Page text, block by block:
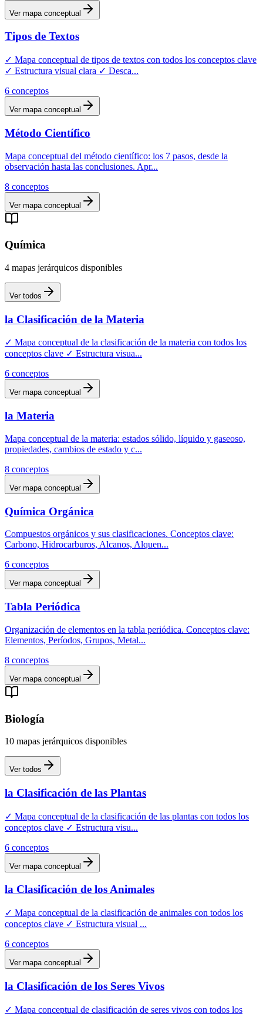
Ver mapa conceptual
Tipos de Textos
✓ Mapa conceptual de tipos de textos con todos los conceptos clave
✓ Estructura visual clara ✓ Desca...
6 conceptos
Ver mapa conceptual
Método Científico
Mapa conceptual del método científico: los 7 pasos, desde la
observación hasta las conclusiones. Apr...
8 conceptos
Ver mapa conceptual
Química
4 mapas jerárquicos disponibles
Ver todos
la Clasificación de la Materia
✓ Mapa conceptual de la clasificación de la materia con todos los
conceptos clave ✓ Estructura visua...
6 conceptos
Ver mapa conceptual
la Materia
Mapa conceptual de la materia: estados sólido, líquido y gaseoso,
propiedades, cambios de estado y c...
8 conceptos
Ver mapa conceptual
Química Orgánica
Compuestos orgánicos y sus clasificaciones. Conceptos clave:
Carbono, Hidrocarburos, Alcanos, Alquen...
6 conceptos
Ver mapa conceptual
Tabla Periódica
Organización de elementos en la tabla periódica. Conceptos clave:
Elementos, Períodos, Grupos, Metal...
8 conceptos
Ver mapa conceptual
Biología
10 mapas jerárquicos disponibles
Ver todos
la Clasificación de las Plantas
✓ Mapa conceptual de la clasificación de las plantas con todos los
conceptos clave ✓ Estructura visu...
6 conceptos
Ver mapa conceptual
la Clasificación de los Animales
✓ Mapa conceptual de la clasificación de animales con todos los
conceptos clave ✓ Estructura visual ...
6 conceptos
Ver mapa conceptual
la Clasificación de los Seres Vivos
✓ Mapa conceptual de clasificación de seres vivos con todos los